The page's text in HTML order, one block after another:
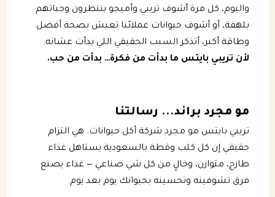
واليوم، كل مرة أشوف تريبي وأميجو ينتظرون وجباتهم
بلهفة، أو أشوف حيوانات عملائنا تعيش بصحة أفضل
وطاقة أكبر، أتذكر السبب الحقيقي اللي بدأت عشانه.
لأن تريبي بايتس ما بدأت من فكرة… بدأت من حب.
مو مجرد براند... رسالتنا
تريبي بايتس مو مجرد شركة أكل حيوانات. هي التزام
حقيقي إن كل كلب وقطة بالسعودية يستاهل غذاء
طازج، متوازن، وخالٍ من كل شي صناعي — غذاء يصنع
فرق تشوفينه وتحسينه بحيوانك يوم بعد يوم.